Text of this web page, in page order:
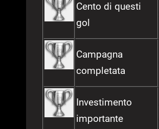
Cento di questi
gol
Campagna
completata
Investimento
importante